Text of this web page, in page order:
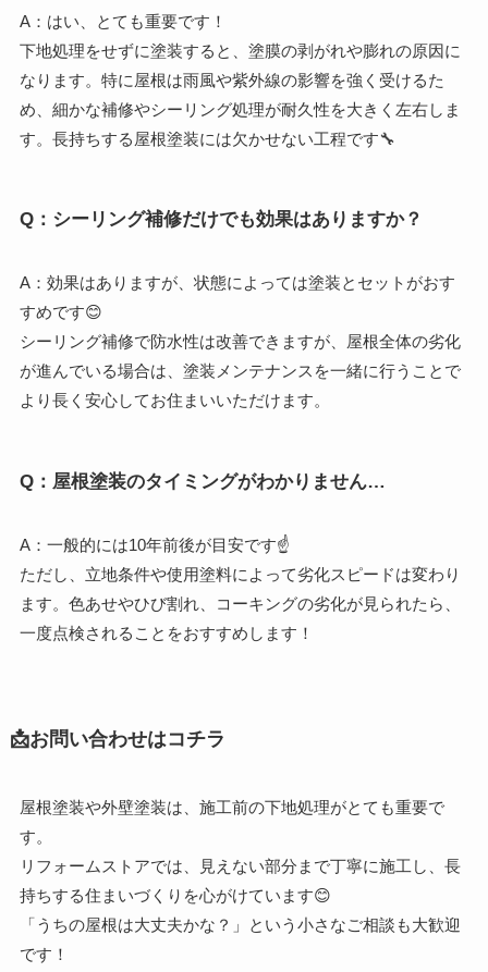
A：はい、とても重要です！
下地処理をせずに塗装すると、塗膜の剥がれや膨れの原因に
なります。特に屋根は雨風や紫外線の影響を強く受けるた
め、細かな補修やシーリング処理が耐久性を大きく左右しま
す。長持ちする屋根塗装には欠かせない工程です🔧
Q：シーリング補修だけでも効果はありますか？
A：効果はありますが、状態によっては塗装とセットがおす
すめです😊
シーリング補修で防水性は改善できますが、屋根全体の劣化
が進んでいる場合は、塗装メンテナンスを一緒に行うことで
より長く安心してお住まいいただけます。
Q：屋根塗装のタイミングがわかりません…
A：一般的には10年前後が目安です☝️
ただし、立地条件や使用塗料によって劣化スピードは変わり
ます。色あせやひび割れ、コーキングの劣化が見られたら、
一度点検されることをおすすめします！
📩お問い合わせはコチラ
屋根塗装や外壁塗装は、施工前の下地処理がとても重要で
す。
リフォームストアでは、見えない部分まで丁寧に施工し、長
持ちする住まいづくりを心がけています😊
「うちの屋根は大丈夫かな？」という小さなご相談も大歓迎
です！